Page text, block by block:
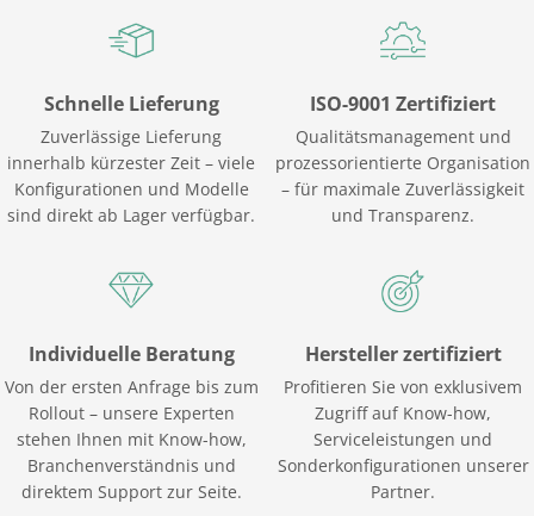
Schnelle Lieferung
Zuverlässige Lieferung
innerhalb kürzester Zeit – viele
Konfigurationen und Modelle
sind direkt ab Lager verfügbar.
ISO-9001 Zertifiziert
Qualitätsmanagement und
prozessorientierte Organisation
– für maximale Zuverlässigkeit
und Transparenz.
Individuelle Beratung
Von der ersten Anfrage bis zum
Rollout – unsere Experten
stehen Ihnen mit Know-how,
Branchenverständnis und
direktem Support zur Seite.
Hersteller zertifiziert
Profitieren Sie von exklusivem
Zugriff auf Know-how,
Serviceleistungen und
Sonderkonfigurationen unserer
Partner.